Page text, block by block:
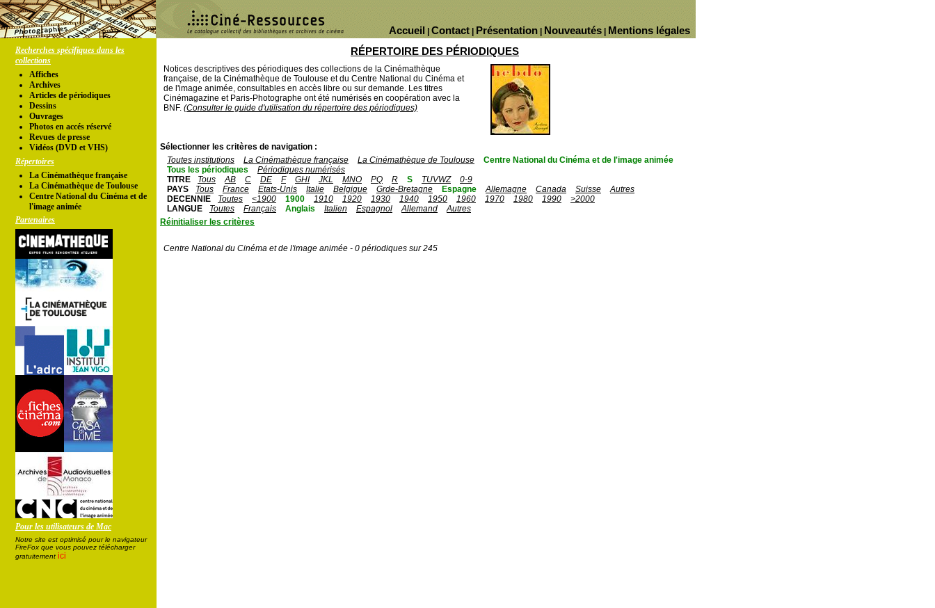
Mentions légales
Nouveautés
Présentation
Contact
Accueil
Recherches spécifiques dans les
collections
Affiches
Archives
Articles de périodiques
Dessins
Ouvrages
Photos en accés réservé
Revues de presse
Vidéos (DVD et VHS)
Répertoires
La Cinémathèque française
La Cinémathèque de Toulouse
Centre National du Cinéma et de
l'image animée
Partenaires
Pour les utilisateurs de Mac
Notre site est optimisé pour le navigateur
FireFox que vous pouvez télécharger
gratuitement ici
RÉPERTOIRE DES PÉRIODIQUES
Notices descriptives des périodiques des collections de la Cinémathèque
française, de la Cinémathèque de Toulouse et du Centre National du Cinéma et
de l'image animée, consultables en accès libre ou sur demande. Les titres
Cinémagazine et Paris-Photographe ont été numérisés en coopération avec la
BNF. (Consulter le guide d'utilisation du répertoire des périodiques)
Sélectionner les critères de navigation :
Toutes institutions
La Cinémathèque française La Cinémathèque de Toulouse
Centre National du Cinéma et de l'image animée
Tous les périodiques
Périodiques numérisés
TITRE
Tous AB C DE F GHI JKL MNO PQ R S TUVWZ
0-9
PAYS
Tous France Etats-Unis Italie Belgique Grde-Bretagne Espagne Allemagne Canada Suisse
Autres
DECENNIE
Toutes <1900 1900 1910 1920 1930 1940 1950 1960 1970 1980 1990
>2000
LANGUE
Toutes Français Anglais Italien Espagnol Allemand
Autres
Réinitialiser les critères
Centre National du Cinéma et de l'image animée - 0 périodiques sur 245